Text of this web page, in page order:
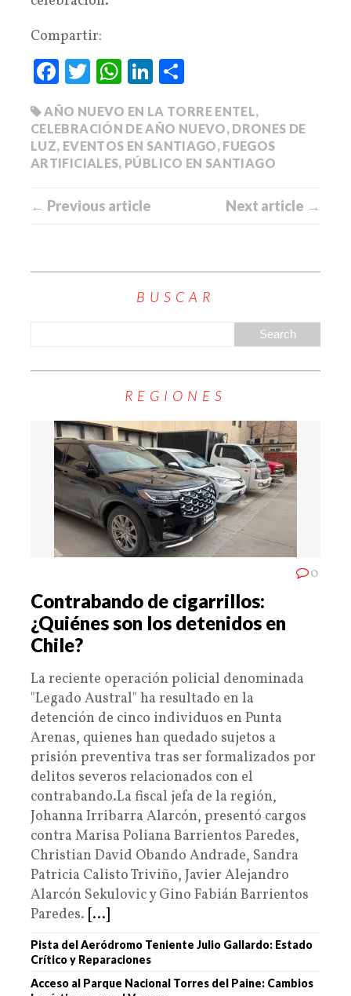
Compartir:
Fa
ce
bo
ok
T
tte
r
W
ts
A
pp
Li
ed
In
m
pa
rti
AÑO NUEVO EN LA TORRE ENTEL,
CELEBRACIÓN DE AÑO NUEVO, DRONES DE
LUZ, EVENTOS EN SANTIAGO, FUEGOS
ARTIFICIALES, PÚBLICO EN SANTIAGO
← Previous article Next article →
BUSCAR
REGIONES
0
Contrabando de cigarrillos:
¿Quiénes son los detenidos en
Chile?
La reciente operación policial denominada
"Legado Austral" ha resultado en la
detención de cinco individuos en Punta
Arenas, quienes han quedado sujetos a
prisión preventiva tras ser formalizados por
delitos severos relacionados con el
contrabando.La fiscal jefa de la región,
Johanna Irribarra Alarcón, presentó cargos
contra Marisa Poliana Barrientos Paredes,
Christian David Obando Andrade, Sandra
Patricia Calisto Triviño, Javier Alejandro
Alarcón Sekulovic y Gino Fabián Barrientos
Paredes. [...]
Pista del Aeródromo Teniente Julio Gallardo: Estado
Crítico y Reparaciones
Acceso al Parque Nacional Torres del Paine: Cambios